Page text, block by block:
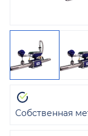
Собственная